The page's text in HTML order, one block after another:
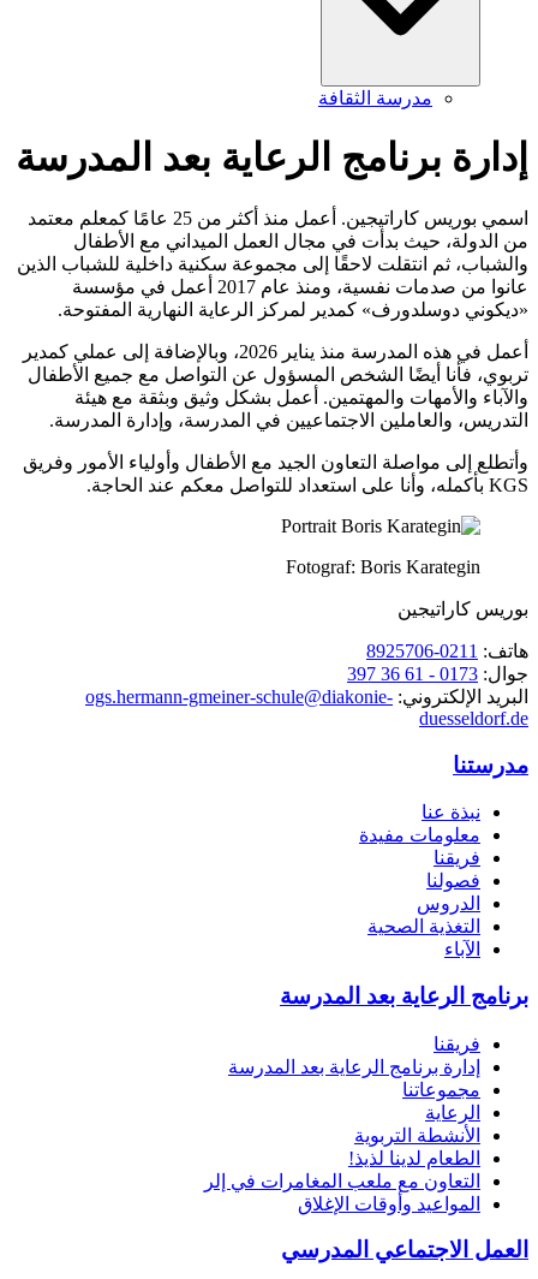
مدرسة الثقافة
إدارة برنامج الرعاية بعد المدرسة
اسمي بوريس كاراتيجين. أعمل منذ أكثر من 25 عامًا كمعلم معتمد
من الدولة، حيث بدأت في مجال العمل الميداني مع الأطفال
والشباب، ثم انتقلت لاحقًا إلى مجموعة سكنية داخلية للشباب الذين
عانوا من صدمات نفسية، ومنذ عام 2017 أعمل في مؤسسة
«ديكوني دوسلدورف» كمدير لمركز الرعاية النهارية المفتوحة.
أعمل في هذه المدرسة منذ يناير 2026، وبالإضافة إلى عملي كمدير
تربوي، فأنا أيضًا الشخص المسؤول عن التواصل مع جميع الأطفال
والآباء والأمهات والمهتمين. أعمل بشكل وثيق وبثقة مع هيئة
التدريس، والعاملين الاجتماعيين في المدرسة، وإدارة المدرسة.
وأتطلع إلى مواصلة التعاون الجيد مع الأطفال وأولياء الأمور وفريق
KGS بأكمله، وأنا على استعداد للتواصل معكم عند الحاجة.
Fotograf: Boris Karategin
بوريس كاراتيجين
هاتف: 0211-8925706
جوال: 0173 - 61 36 397
البريد الإلكتروني:
ogs.hermann-gmeiner-schule@diakonie-
duesseldorf.de
مدرستنا
نبذة عنا
معلومات مفيدة
فريقنا
فصولنا
الدروس
التغذية الصحية
الآباء
برنامج الرعاية بعد المدرسة
فريقنا
إدارة برنامج الرعاية بعد المدرسة
مجموعاتنا
الرعاية
الأنشطة التربوية
الطعام لدينا لذيذ!
التعاون مع ملعب المغامرات في إلر
المواعيد وأوقات الإغلاق
العمل الاجتماعي المدرسي